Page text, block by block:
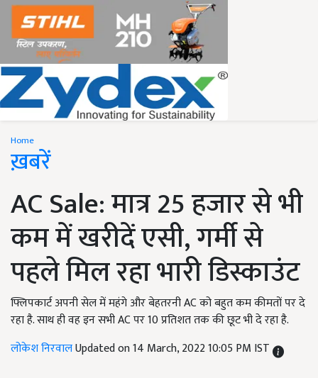
Home
ख़बरें
AC Sale: मात्र 25 हजार से भी
कम में खरीदें एसी, गर्मी से
पहले मिल रहा भारी डिस्काउंट
फ्लिपकार्ट अपनी सेल में महंगे और बेहतरनी AC को बहुत कम कीमतों पर दे
रहा है. साथ ही वह इन सभी AC पर 10 प्रतिशत तक की छूट भी दे रहा है.
लोकेश निरवालUpdated on 14 March, 2022 10:05 PM IST